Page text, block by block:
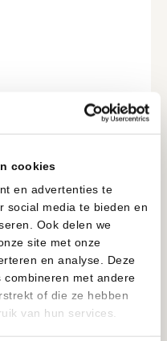
cookies
en advertenties te
social media te bieden en
Ook delen we
site met onze
en analyse. Deze
met andere
of die ze hebben
van hun services.